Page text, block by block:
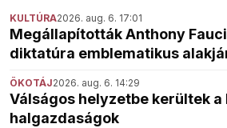
KULTÚRA2026. aug. 6. 17:01
Megállapították Anthony
diktatúra emblematikus
ÖKOTÁJ2026. aug. 6. 14:29
Válságos helyzetbe kerültek a
halgazdaságok